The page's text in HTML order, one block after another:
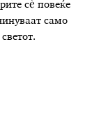
сè повеќе
само